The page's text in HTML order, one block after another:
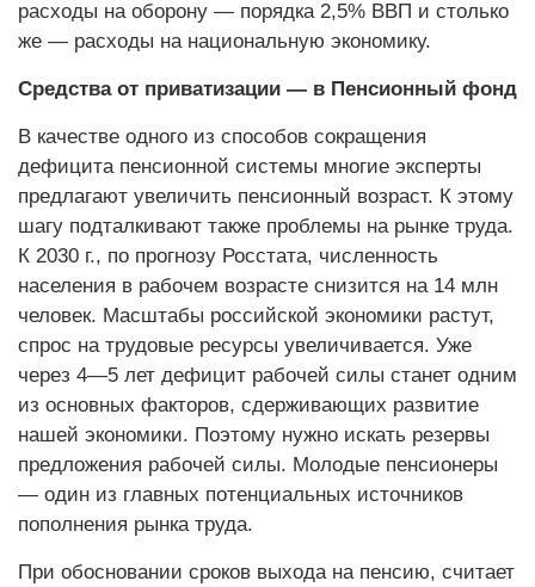
расходы на оборону — порядка 2,5% ВВП и столько
же — расходы на национальную экономику.
Средства от приватизации — в Пенсионный фонд
В качестве одного из способов сокращения
дефицита пенсионной системы многие эксперты
предлагают увеличить пенсионный возраст. К этому
шагу подталкивают также проблемы на рынке труда.
К 2030 г., по прогнозу Росстата, численность
населения в рабочем возрасте снизится на 14 млн
человек. Масштабы российской экономики растут,
спрос на трудовые ресурсы увеличивается. Уже
через 4—5 лет дефицит рабочей силы станет одним
из основных факторов, сдерживающих развитие
нашей экономики. Поэтому нужно искать резервы
предложения рабочей силы. Молодые пенсионеры
— один из главных потенциальных источников
пополнения рынка труда.
При обосновании сроков выхода на пенсию, считает